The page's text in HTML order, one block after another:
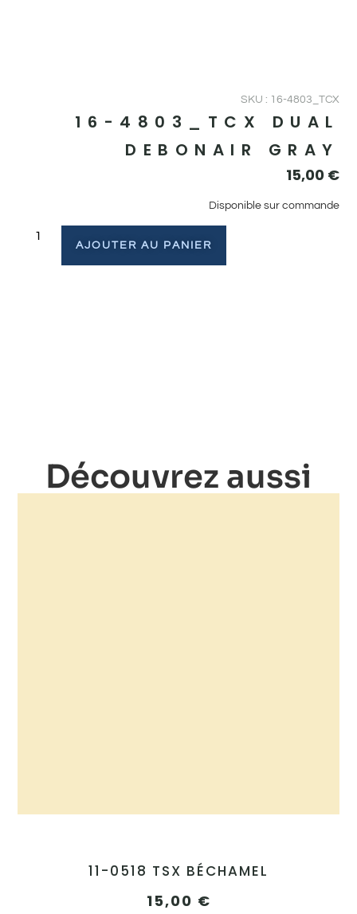
SKU : 16-4803_TCX
16-4803_TCX DUAL
DEBONAIR GRAY
15,00 €
Disponible sur commande
AJOUTER AU PANIER
Découvrez aussi
11-0518 TSX BÉCHAMEL
15,00 €